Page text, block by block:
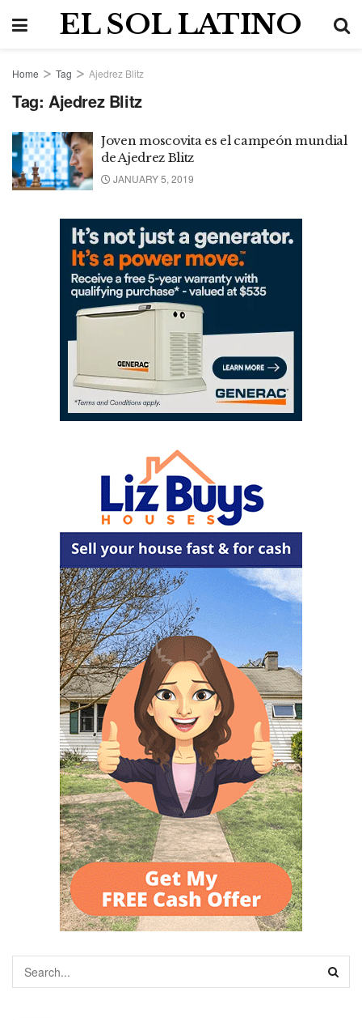
EL SOL LATINO
Home Tag Ajedrez Blitz
Tag: Ajedrez Blitz
Joven moscovita es el campeón mundial
de Ajedrez Blitz
JANUARY 5, 2019